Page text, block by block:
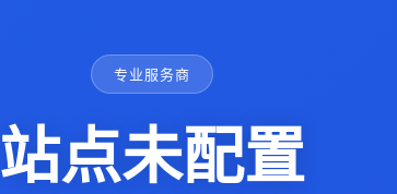
专业服务商
站点未配置